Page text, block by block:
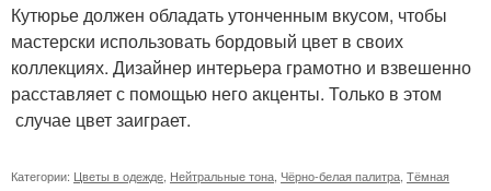
Кутюрье должен обладать утонченным вкусом, чтобы
мастерски использовать бордовый цвет в своих
коллекциях. Дизайнер интерьера грамотно и взвешенно
расставляет с помощью него акценты. Только в этом
случае цвет заиграет.
Категории: Цветы в одежде Нейтральные тона Чёрно-белая палитра Тёмная